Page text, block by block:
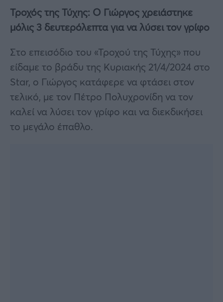
Τροχός της Τύχης: Ο Γιώργος χρειάστηκε
μόλις 3 δευτερόλεπτα για να λύσει τον γρίφο
Στο επεισόδιο του «Τροχού της Τύχης» που
είδαμε το βράδυ της Κυριακής 21/4/2024 στο
Star, ο Γιώργος κατάφερε να φτάσει στον
τελικό, με τον Πέτρο Πολυχρονίδη να τον
καλεί να λύσει τον γρίφο και να διεκδικήσει
το μεγάλο έπαθλο.